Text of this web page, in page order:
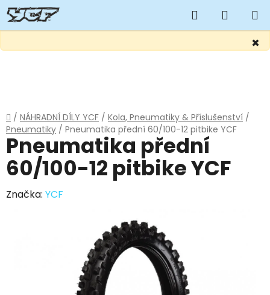
×
Hledat
KOŠÍK
Domů
/ NÁHRADNÍ DÍLY YCF / Kola, Pneumatiky & Příslušenství /
Pneumatiky / Pneumatika přední 60/100-12 pitbike YCF
Pneumatika přední
60/100-12 pitbike YCF
Značka: YCF